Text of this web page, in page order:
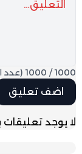
1000
/
1000 (عدد
لا يوجد تعليقات